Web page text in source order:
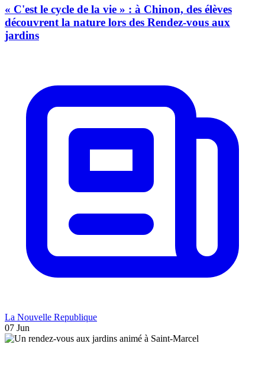
« C'est le cycle de la vie » : à Chinon, des élèves
découvrent la nature lors des Rendez-vous aux
jardins
La Nouvelle Republique
07 Jun